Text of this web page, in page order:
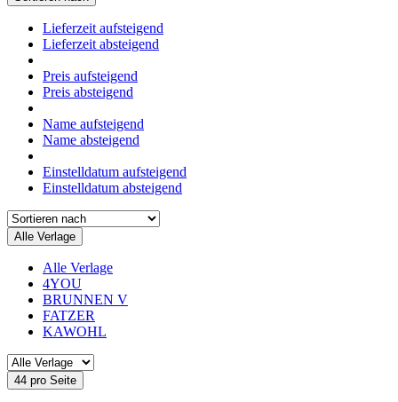
Lieferzeit aufsteigend
Lieferzeit absteigend
Preis aufsteigend
Preis absteigend
Name aufsteigend
Name absteigend
Einstelldatum aufsteigend
Einstelldatum absteigend
Alle Verlage
Alle Verlage
4YOU
BRUNNEN V
FATZER
KAWOHL
44 pro Seite